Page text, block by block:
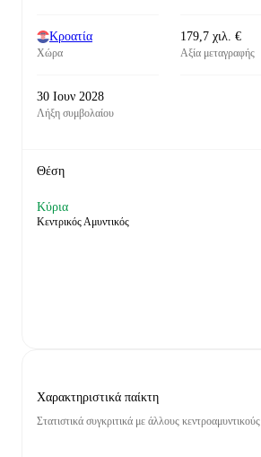
Κροατία
Χώρα
179,7 χιλ. €
Αξία μεταγραφής
30 Ιουν 2028
Λήξη συμβολαίου
Θέση
Κύρια
Κεντρικός Αμυντικός
Χαρακτηριστικά παίκτη
Στατιστικά συγκριτικά με άλλους κεντροαμυντικούς